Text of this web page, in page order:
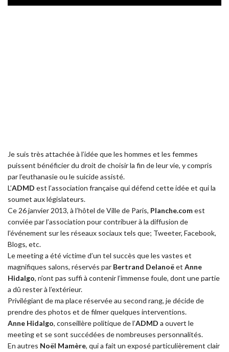
Je suis très attachée à l’idée que les hommes et les femmes
puissent bénéficier du droit de choisir la fin de leur vie, y compris
par l’euthanasie ou le suicide assisté.
L’ADMD est l’association française qui défend cette idée et qui la
soumet aux législateurs.
Ce 26 janvier 2013, à l’hôtel de Ville de Paris, Planche.comest
conviée par l’association pour contribuer à la diffusion de
l’événement sur les réseaux sociaux tels que; Tweeter, Facebook,
Blogs, etc.
Le meeting a été victime d’un tel succès que les vastes et
magnifiques salons, réservés par Bertrand Delanoëet Anne
Hidalgo, n’ont pas suffi à contenir l’immense foule, dont une partie
a dû rester à l’extérieur.
Privilégiant de ma place réservée au second rang, je décide de
prendre des photos et de filmer quelques interventions.
Anne Hidalgo, conseillère politique de l’ADMD a ouvert le
meeting et se sont succédées de nombreuses personnalités.
En autres Noël Mamère, qui a fait un exposé particulièrement clair